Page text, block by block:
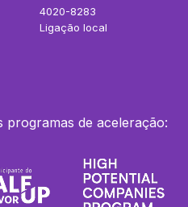
4020-8283
Ligação local
programas de aceleração: